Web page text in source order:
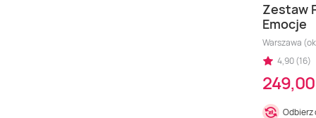
Zestaw
Emocje
Warszawa
4,90 (16)
249,00
Odbierz